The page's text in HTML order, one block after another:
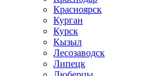
Красноярск
Курган
Курск
Кызыл
Лесозаводск
Липецк